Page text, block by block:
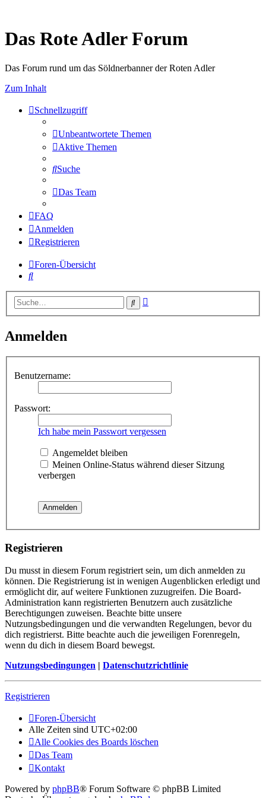
Das Rote Adler Forum
Das Forum rund um das Söldnerbanner der Roten Adler
Zum Inhalt
Schnellzugriff
Unbeantwortete Themen
Aktive Themen
Suche
Das Team
FAQ
Anmelden
Registrieren
Foren-Übersicht
Suche
Suche
Anmelden
Benutzername:
Passwort:
Ich habe mein Passwort vergessen
Angemeldet bleiben
Meinen Online-Status während dieser Sitzung
verbergen
Registrieren
Du musst in diesem Forum registriert sein, um dich anmelden zu
können. Die Registrierung ist in wenigen Augenblicken erledigt und
ermöglicht dir, auf weitere Funktionen zuzugreifen. Die Board-
Administration kann registrierten Benutzern auch zusätzliche
Berechtigungen zuweisen. Beachte bitte unsere
Nutzungsbedingungen und die verwandten Regelungen, bevor du
dich registrierst. Bitte beachte auch die jeweiligen Forenregeln,
wenn du dich in diesem Board bewegst.
Nutzungsbedingungen | Datenschutzrichtlinie
Registrieren
Foren-Übersicht
Alle Zeiten sind UTC+02:00
Alle Cookies des Boards löschen
Das Team
Kontakt
Powered by phpBB® Forum Software © phpBB Limited